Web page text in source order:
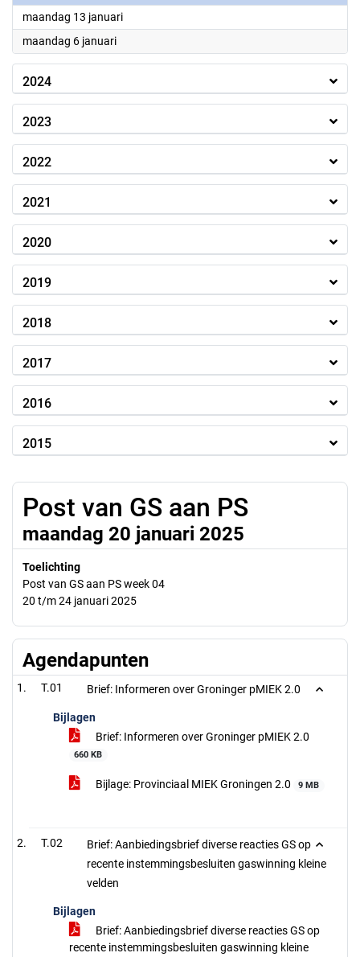
maandag 13 januari2025
maandag 6 januari2025
2024
2023
2022
2021
2020
2019
2018
2017
2016
2015
Post van GS aan PS
maandag 20 januari 2025
Toelichting
Post van GS aan PS week 04
20 t/m 24 januari 2025
Agendapunten
T.01 Brief: Informeren over Groninger pMIEK 2.0
Bijlagen
Brief: Informeren over Groninger pMIEK 2.0
660 KB
Bijlage: Provinciaal MIEK Groningen 2.0 9 MB
T.02
Brief: Aanbiedingsbrief diverse reacties GS op
recente instemmingsbesluiten gaswinning kleine
velden
Bijlagen
Brief: Aanbiedingsbrief diverse reacties GS op
recente instemmingsbesluiten gaswinning kleine